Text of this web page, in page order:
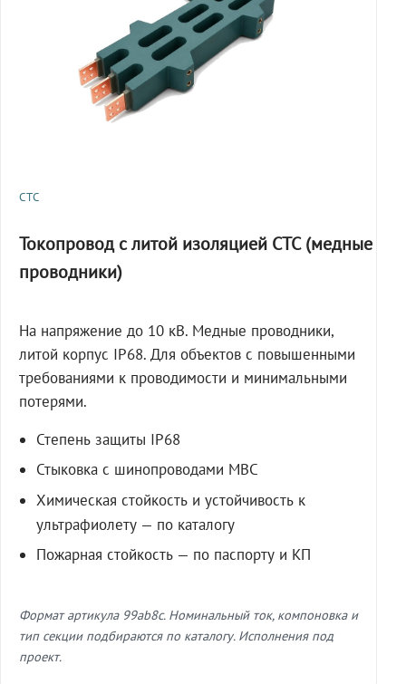
СТС
Токопровод с литой изоляцией СТС (медные
проводники)
На напряжение до 10 кВ. Медные проводники,
литой корпус IP68. Для объектов с повышенными
требованиями к проводимости и минимальными
потерями.
Степень защиты IP68
Стыковка с шинопроводами МВС
Химическая стойкость и устойчивость к
ультрафиолету — по каталогу
Пожарная стойкость — по паспорту и КП
Формат артикула 99ab8c. Номинальный ток, компоновка и
тип секции подбираются по каталогу. Исполнения под
проект.